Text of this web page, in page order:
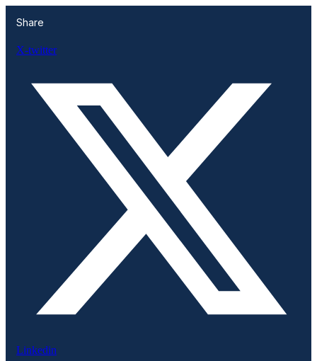
Share
X-twitter
Linkedin